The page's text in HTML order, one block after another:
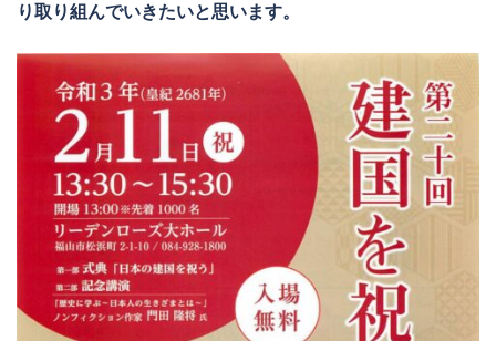
り取り組んでいきたいと思います。